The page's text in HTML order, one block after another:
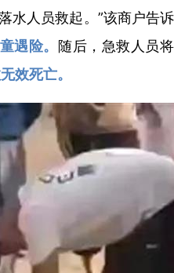
水人员救起。”该商户告诉
遇险。 随后，急救人员将
效死亡。